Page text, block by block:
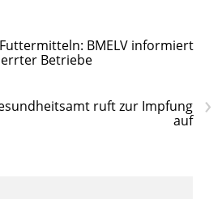
BMELV informiert
Betriebe
›
ruft zur Impfung
auf